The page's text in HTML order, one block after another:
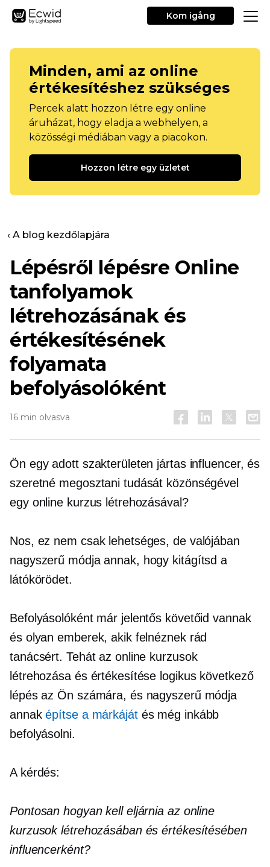
Kom igång
Minden, ami az online
értékesítéshez szükséges
Percek alatt hozzon létre egy online
áruházat, hogy eladja a webhelyen, a
közösségi médiában vagy a piacokon.
Hozzon létre egy üzletet
‹ A blog kezdőlapjára
Lépésről lépésre Online
tanfolyamok
létrehozásának és
értékesítésének
folyamata
befolyásolóként
16 min olvasva
Ön egy adott szakterületen jártas influencer, és
szeretné megosztani tudását közönségével
egy online kurzus létrehozásával?
Nos, ez nem csak lehetséges, de valójában
nagyszerű módja annak, hogy kitágítsd a
látókörödet.
Befolyásolóként már jelentős követőid vannak
és olyan emberek, akik felnéznek rád
tanácsért. Tehát az online kurzusok
létrehozása és értékesítése logikus következő
lépés az Ön számára, és nagyszerű módja
annaképítse a márkájátés még inkább
befolyásolni.
A kérdés:
Pontosan hogyan kell eljárnia az online
kurzusok létrehozásában és értékesítésében
influencerként?